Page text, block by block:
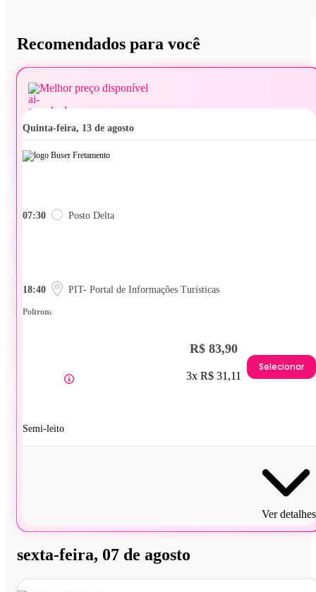
Recomendados para você
Melhor preço disponível
quinta-feira, 13 de agosto
07:30 Posto Delta
18:40 PIT- Portal de Informações Turísticas
Poltrona
Semi-leito
R$ 83,90
3x R$ 31,11
Selecionar
Ver detalhes
sexta-feira, 07 de agosto